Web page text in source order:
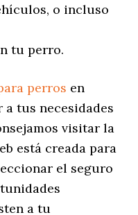
o incluso
tu perro.
perros en
a tus necesidades
visitar la
está creada para
el seguro
a tu